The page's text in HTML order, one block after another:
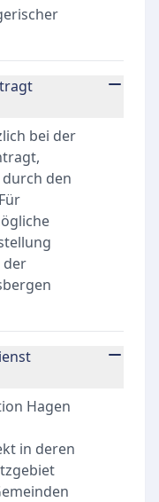
bei der
den
der
Hagen
in deren